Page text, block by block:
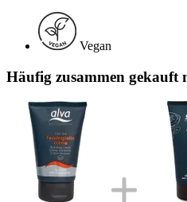
Vegan
Häufig zusammen